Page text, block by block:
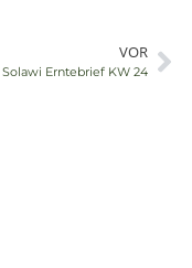
VOR
Solawi Erntebrief KW 24